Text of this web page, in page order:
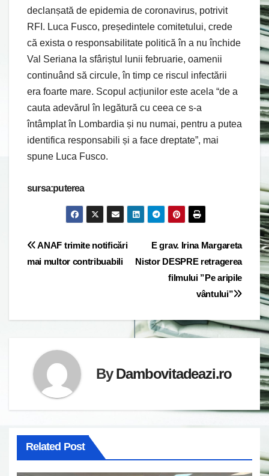
declanșată de epidemia de coronavirus, potrivit
RFI. Luca Fusco, președintele comitetului, crede
că exista o responsabilitate politică în a nu închide
Val Seriana la sfâriștul lunii februarie, oamenii
continuând să circule, în timp ce riscul infectării
era foarte mare. Scopul acțiunilor este acela “de a
cauta adevărul în legătură cu ceea ce s-a
întâmplat în Lombardia și nu numai, pentru a putea
identifica responsabili și a face dreptate”, mai
spune Luca Fusco.
sursa:puterea
Post
E grav. Irina Margareta
Nistor DESPRE retragerea
filmului ”Pe aripile
vântului”
ANAF trimite notificări
mai multor contribuabili
ByDambovitadeazi.ro
Related Post